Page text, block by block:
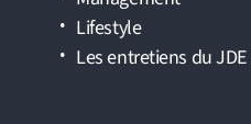
Lifestyle
Les entretiens du JDE